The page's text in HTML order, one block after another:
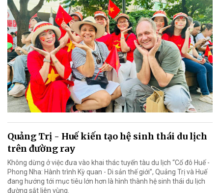
Quảng Trị - Huế kiến tạo hệ sinh thái du lịch
trên đường ray
Không dừng ở việc đưa vào khai thác tuyến tàu du lịch “Cố đô Huế -
Phong Nha: Hành trình Kỳ quan - Di sản thế giới”, Quảng Trị và Huế
đang hướng tới mục tiêu lớn hơn là hình thành hệ sinh thái du lịch
đường sắt liên vùng.